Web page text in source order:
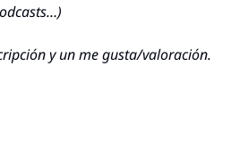
y un me gusta/valoración.